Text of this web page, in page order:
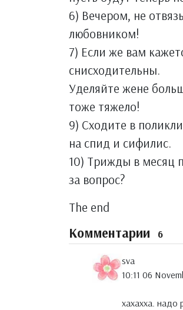
6) Вечером, не
любовником!
7) Если же вам
снисходительны.
Уделяйте жене
тоже тяжело!
9) Сходите в
на спид и сифилис.
10) Трижды в месяц
за вопрос?
The end
Комментарии 6
sva
10:11 06
хахахха. надо